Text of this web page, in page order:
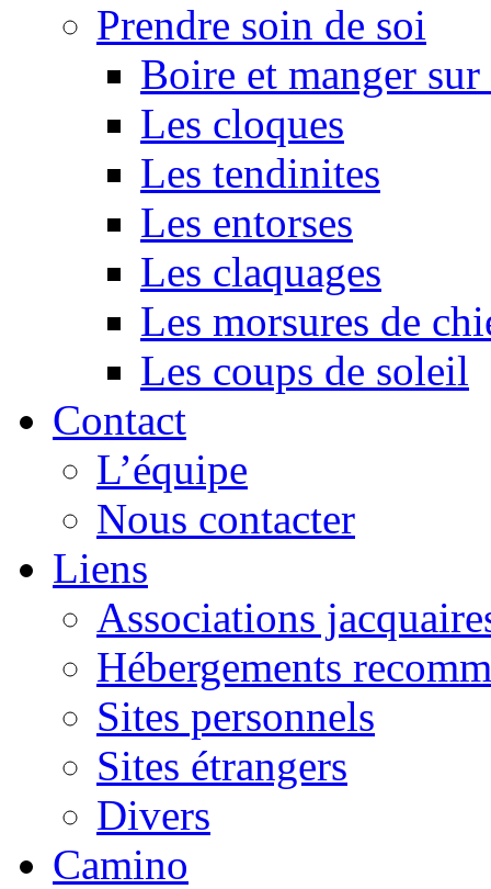
Prendre soin de soi
Boire et manger
Les cloques
Les tendinites
Les entorses
Les claquages
Les morsures de
Les coups de soleil
Contact
L’équipe
Nous contacter
Liens
Associations
Hébergements
Sites personnels
Sites étrangers
Divers
Camino